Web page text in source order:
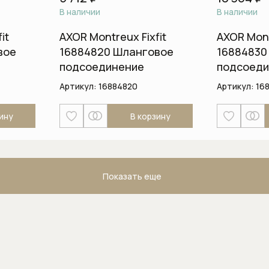
В наличии
AXOR Montreux Fixfit
16884820 Шланговое
подсоединение
Артикул: 16884820
В корзину
В наличии
AXOR
Артикул:
Показать еще